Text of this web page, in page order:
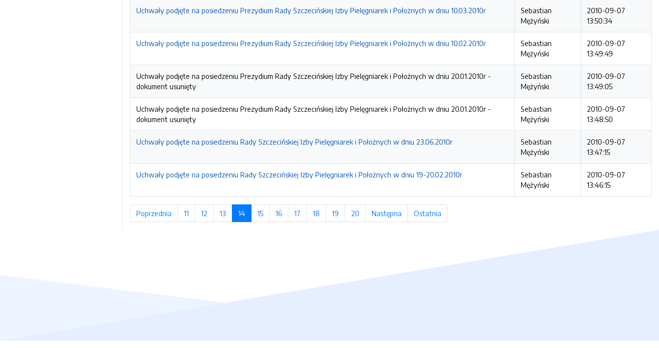
Uchwały podjęte na posiedzeniu Prezydium Rady Szczecińskiej Izby Pielęgniarek i Położnych w dniu 10.03.2010r
Sebastian
Mężyński
2010-09-07
13:50:34
Uchwały podjęte na posiedzeniu Prezydium Rady Szczecińskiej Izby Pielęgniarek i Położnych w dniu 10.02.2010r
Sebastian
Mężyński
2010-09-07
13:49:49
Uchwały podjęte na posiedzeniu Prezydium Rady Szczecińskiej Izby Pielęgniarek i Położnych w dniu 20.01.2010r -
dokument usunięty
Sebastian
Mężyński
2010-09-07
13:49:05
Uchwały podjęte na posiedzeniu Prezydium Rady Szczecińskiej Izby Pielęgniarek i Położnych w dniu 20.01.2010r -
dokument usunięty
Sebastian
Mężyński
2010-09-07
13:48:50
Uchwały podjęte na posiedzeniu Rady Szczecińskiej Izby Pielęgniarek i Położnych w dniu 23.06.2010r
Sebastian
Mężyński
2010-09-07
13:47:15
Uchwały podjęte na posiedzeniu Rady Szczecińskiej Izby Pielęgniarek i Położnych w dniu 19-20.02.2010r
Sebastian
Mężyński
2010-09-07
13:46:15
Poprzednia strona
11 strona
12 strona
13 strona
14 (bieżąca strona)
15 strona
16 strona
17 strona
18 strona
19 strona
20 stronaNastępna stronaOstatnia